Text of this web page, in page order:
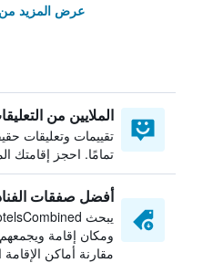
عرض المزيد من
الملايين من
تقييمات وتعليقات
تمامًا. احجز إقامتك
أفضل صفقات
ومكان إقامة
مقارنة أماكن الإقامة